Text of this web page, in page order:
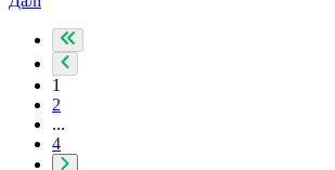
1
2
...
4